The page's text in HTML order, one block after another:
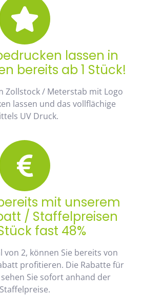
lassen in
bereits ab 1 Stück!
Zollstock / Meterstab mit Logo
lassen und das vollflächige
UV Druck.
mit unserem
/ Staffelpreisen
fast 48%
von 2, können Sie bereits von
profitieren. Die Rabatte für
Sie sofort anhand der
Staffelpreise.